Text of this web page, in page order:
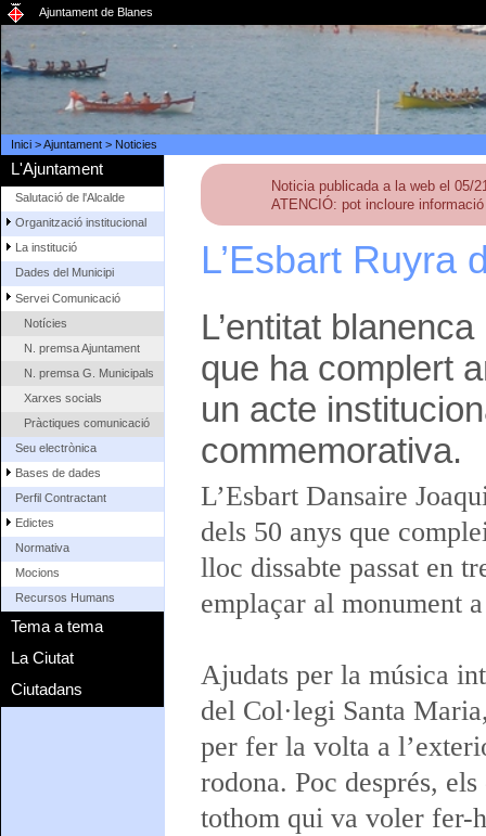
Ajuntament de Blanes
Inici>Ajuntament> Noticies
L'Ajuntament
Salutació de l'Alcalde
Organització institucional
La institució
Dades del Municipi
Servei Comunicació
Notícies
N. premsa Ajuntament
N. premsa G. Municipals
Xarxes socials
Pràctiques comunicació
Seu electrònica
Bases de dades
Perfil Contractant
Edictes
Normativa
Mocions
Recursos Humans
Tema a tema
La Ciutat
Ciutadans
Noticia publicada a la web el 05/
ATENCIÓ: pot incloure
L’Esbart Ruyra
L’entitat
que ha complert
un acte
commemorativa.
L’Esbart Dansaire
dels 50 anys que
lloc dissabte passat en
emplaçar al monument
Ajudats per la música
del Col·legi Santa
per fer la volta a
rodona. Poc després,
tothom qui va voler fer-